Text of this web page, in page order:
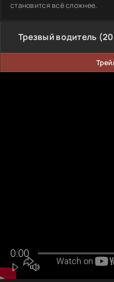
становится всё сложнее.
Трезвый водитель